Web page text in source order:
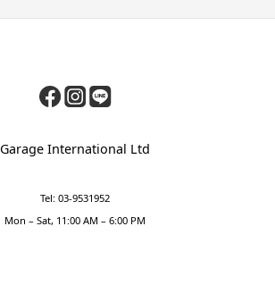
Garage International Ltd
Tel: 03-9531952
Mon – Sat, 11:00 AM – 6:00 PM